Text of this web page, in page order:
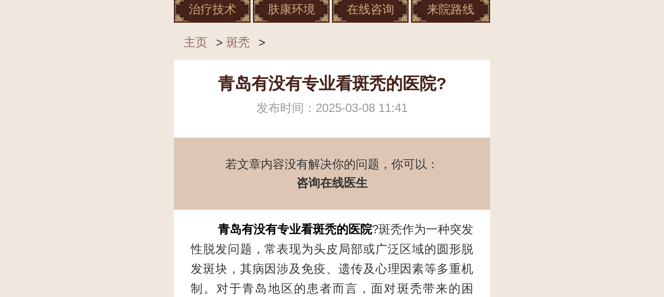
治疗技术 肤康环境 在线咨询 来院路线
主页 > 斑秃 >
青岛有没有专业看斑秃的医院?
发布时间：2025-03-08 11:41
若文章内容没有解决你的问题，你可以：
咨询在线医生
青岛有没有专业看斑秃的医院?斑秃作为一种突发
性脱发问题，常表现为头皮局部或广泛区域的圆形脱
发斑块，其病因涉及免疫、遗传及心理因素等多重机
制。对于青岛地区的患者而言，面对斑秃带来的困